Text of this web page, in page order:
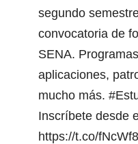
segundo
convocatoria de
SENA.
aplicaciones,
mucho más.
Inscríbete desde
https://t.co/